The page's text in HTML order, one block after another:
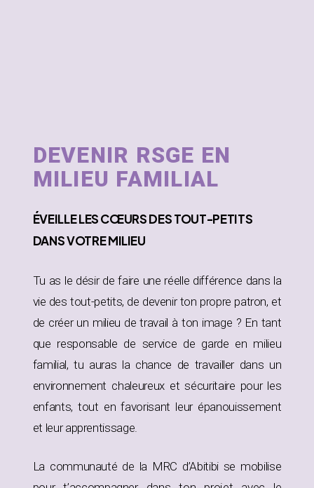
DEVENIR RSGE EN
MILIEU FAMILIAL
ÉVEILLELES CŒURS DES TOUT-PETITS
DANSVOTRE MILIEU
Tu as le désir de faire une réelle différence dans la
vie des tout-petits, de devenir ton propre patron, et
de créer un milieu de travail à ton image ? En tant
que responsable de service de garde en milieu
familial, tu auras la chance de travailler dans un
environnement chaleureux et sécuritaire pour les
enfants, tout en favorisant leur épanouissement
et leur apprentissage.
La communauté de la MRC d’Abitibi se mobilise